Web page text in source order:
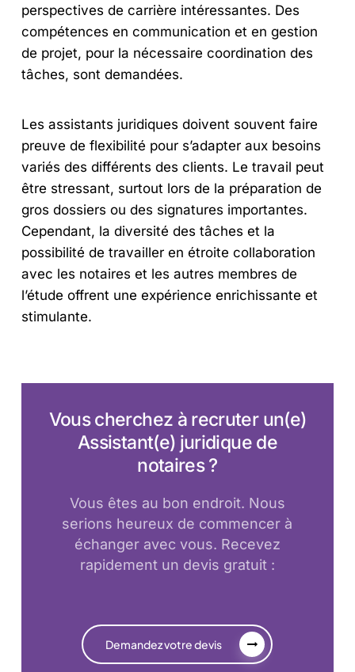
perspectives de carrière intéressantes. Des
compétences en communication et en gestion
de projet, pour la nécessaire coordination des
tâches, sont demandées.
Les assistants juridiques doivent souvent faire
preuve de flexibilité pour s’adapter aux besoins
variés des différents des clients. Le travail peut
être stressant, surtout lors de la préparation de
gros dossiers ou des signatures importantes.
Cependant, la diversité des tâches et la
possibilité de travailler en étroite collaboration
avec les notaires et les autres membres de
l’étude offrent une expérience enrichissante et
stimulante.
Vous cherchez à recruter un(e)
Assistant(e) juridique de
notaires ?
Vous êtes au bon endroit. Nous
serions heureux de commencer à
échanger avec vous. Recevez
rapidement un devis gratuit :
Demandez votre devis